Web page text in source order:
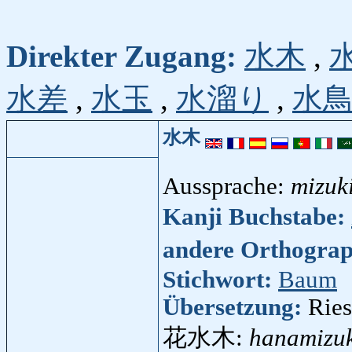
Direkter Zugang: 水木 ,
水差 , 水玉 , 水溜り , 水
水木
Aussprache:
Kanji Buchstabe:
andere
Stichwort: Baum
Übersetzung:
花水木: